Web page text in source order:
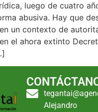
luego de cuatro
abusiva. Hay que
un contexto de
el ahora extinto
Alejandro